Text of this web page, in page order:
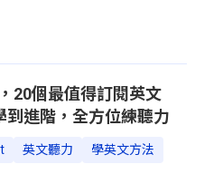
20個最值得訂閱英文
進階，全方位練聽力
英文聽力 學英文方法